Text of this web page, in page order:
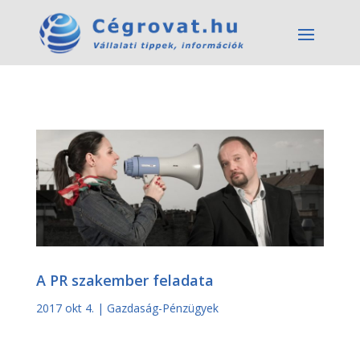
A PR szakember feladata
2017 okt 4. | Gazdaság-Pénzügyek